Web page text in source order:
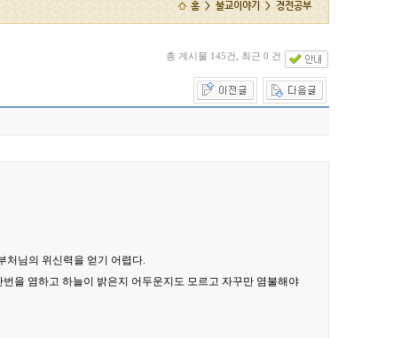
홈 > 불교이야기 > 경전공부
총 게시물 145건, 최근 0 건
처님의 위신력을 얻기 어렵다.
을 염하고 하늘이 밝은지 어두운지도 모르고 자꾸만 염불해야